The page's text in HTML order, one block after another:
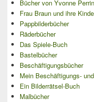
Bücher von Yvonne Perrin
Frau Braun und ihre
Pappbilderbücher
Räderbücher
Das Spiele-Buch
Bastelbücher
Beschäftigungsbücher
Mein Beschäftigungs-
Ein Bilderrätsel-Buch
Malbücher